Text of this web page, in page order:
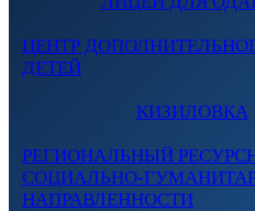
ЦЕНТР
ДЕТЕЙ
КИЗИЛОВКА
РЕГИОНАЛЬНЫЙ
СОЦИАЛЬНО-
НАПРАВЛЕННОСТИ